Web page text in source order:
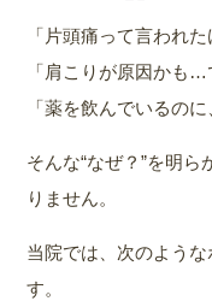
「片頭痛って言われ
「肩こりが原因かも…
「薬を飲んでいるの
そんな“なぜ？”を明
りません。
当院では、次のよう
す。